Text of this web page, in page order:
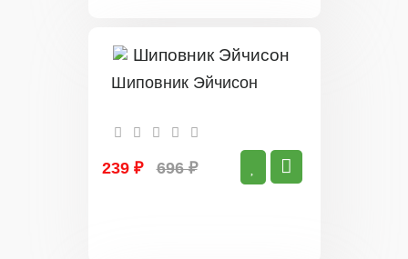
Шиповник Эйчисон
239 ₽ 696 ₽